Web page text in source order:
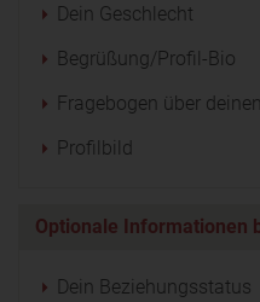
Dein Geschlecht
Begrüßung/Profil-Bio
Fragebogen über
Profilbild
Optionale Informationen
Dein Beziehungsstatus